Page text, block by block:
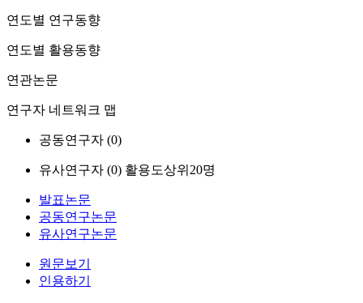
연도별 연구동향
연도별 활용동향
연관논문
연구자 네트워크 맵
공동연구자 (0)
유사연구자 (0) 활용도상위20명
발표논문
공동연구논문
유사연구논문
원문보기
인용하기